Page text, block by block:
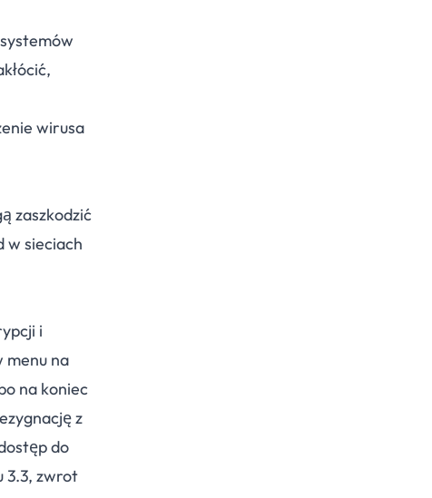
wirusa
zaszkodzić
w sieciach
i
menu na
na koniec
z
do
3.3, zwrot